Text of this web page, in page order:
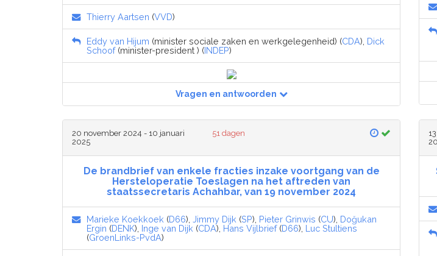
Thierry Aartsen (VVD)
Eddy van Hijum (minister sociale zaken en werkgelegenheid) (CDA), Dick
Schoof(minister-president ) (INDEP)
Vragen en antwoorden
20 november 2024 - 10 januari
2025
51 dagen
De brandbrief van enkele fracties inzake voortgang van de
Hersteloperatie Toeslagen na het aftreden van
staatssecretaris Achahbar, van 19 november 2024
Marieke Koekkoek (D66), Jimmy Dijk (SP), Pieter Grinwis (CU), Doğukan
Ergin (DENK), Inge van Dijk (CDA), Hans Vijlbrief(D66), Luc Stultiens
(GroenLinks-PvdA)